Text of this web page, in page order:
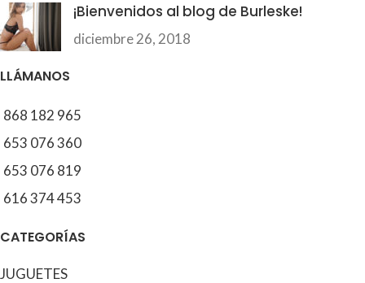
¡Bienvenidos al blog de Burleske!
diciembre 26, 2018
LLÁMANOS
868 182 965
653 076 360
653 076 819
616 374 453
CATEGORÍAS
JUGUETES